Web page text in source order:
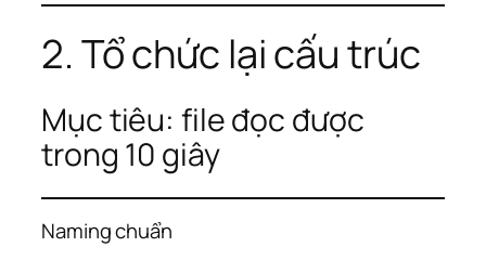
2. Tổ chức lại cấu trúc
Mục tiêu: file đọc được
trong 10 giây
Naming chuẩn